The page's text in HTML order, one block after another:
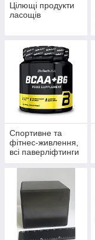
Цілющі продукти
ласощів
Спортивне та
фітнес-живлення,
всі паверліфтинги
тренажери, одяг